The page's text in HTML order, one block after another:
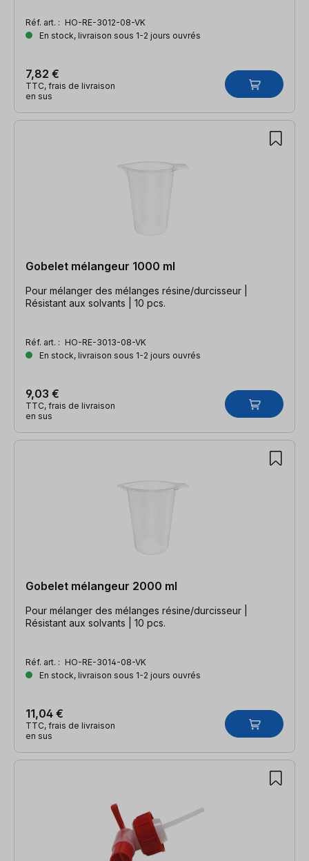
Réf. art. : HO-RE-3012-08-VK
En stock, livraison sous 1-2 jours ouvrés
7,82 €
TTC, frais de livraison
en sus
Gobelet mélangeur 1000 ml
Pour mélanger des mélanges résine/durcisseur |
Résistant aux solvants | 10 pcs.
Réf. art. : HO-RE-3013-08-VK
En stock, livraison sous 1-2 jours ouvrés
9,03 €
TTC, frais de livraison
en sus
Gobelet mélangeur 2000 ml
Pour mélanger des mélanges résine/durcisseur |
Résistant aux solvants | 10 pcs.
Réf. art. : HO-RE-3014-08-VK
En stock, livraison sous 1-2 jours ouvrés
11,04 €
TTC, frais de livraison
en sus